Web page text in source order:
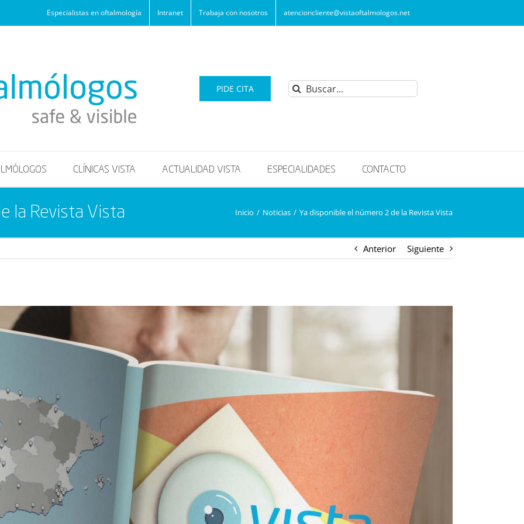
Especialistas en oftalmología Intranet Trabaja con nosotros atencioncliente@vistaoftalmologos.net
PIDE CITA Buscar:
CLÍNICAS VISTA ACTUALIDAD VISTA ESPECIALIDADES CONTACTO
la Revista Vista Inicio / Noticias / Ya disponible el número 2 de la Revista Vista
Anterior Siguiente